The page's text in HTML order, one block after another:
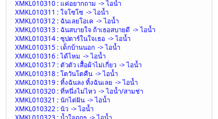
XMKL010310 : แค่อยากถาม -> ไอน้ำ
XMKL010311 : ใจโซโซ -> ไอน้ำ
XMKL010312 : ฉันเลยโอเค -> ไอน้ำ
XMKL010313 : ฉันสบายใจ ถ้าเธอสบายดี -> ไอน้ำ
XMKL010314 : ซุปตาร์ในใจเธอ -> ไอน้ำ
XMKL010315 : เด็กบ้านนอก -> ไอน้ำ
XMKL010316 : ได้ไหม -> ไอน้ำ
XMKL010317 : ตัวตัว เสื้อผ้าไม่เกี่ยว -> ไอน้ำ
XMKL010318 : โตวันโตคืน -> ไอน้ำ
XMKL010319 : ทิ้งฉันลง ทิ้งฉันเลย -> ไอน้ำ
XMKL010320 : ที่หนึ่งไม่ไหว -> ไอน้ำ/สามช่า
XMKL010321 : นักไต่ฝัน -> ไอน้ำ
XMKL010322 : นัว -> ไอน้ำ